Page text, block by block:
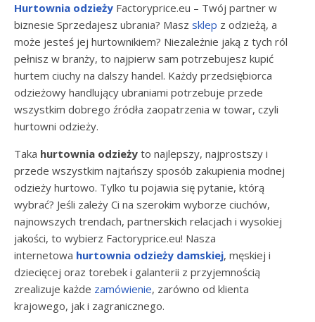
Hurtownia odzieży Factoryprice.eu – Twój partner w
biznesie Sprzedajesz ubrania? Masz sklep z odzieżą, a
może jesteś jej hurtownikiem? Niezależnie jaką z tych ról
pełnisz w branży, to najpierw sam potrzebujesz kupić
hurtem ciuchy na dalszy handel. Każdy przedsiębiorca
odzieżowy handlujący ubraniami potrzebuje przede
wszystkim dobrego źródła zaopatrzenia w towar, czyli
hurtowni odzieży.
Taka hurtownia odzieży to najlepszy, najprostszy i
przede wszystkim najtańszy sposób zakupienia modnej
odzieży hurtowo. Tylko tu pojawia się pytanie, którą
wybrać? Jeśli zależy Ci na szerokim wyborze ciuchów,
najnowszych trendach, partnerskich relacjach i wysokiej
jakości, to wybierz Factoryprice.eu! Nasza
internetowa hurtownia odzieży damskiej, męskiej i
dziecięcej oraz torebek i galanterii z przyjemnością
zrealizuje każde zamówienie, zarówno od klienta
krajowego, jak i zagranicznego.